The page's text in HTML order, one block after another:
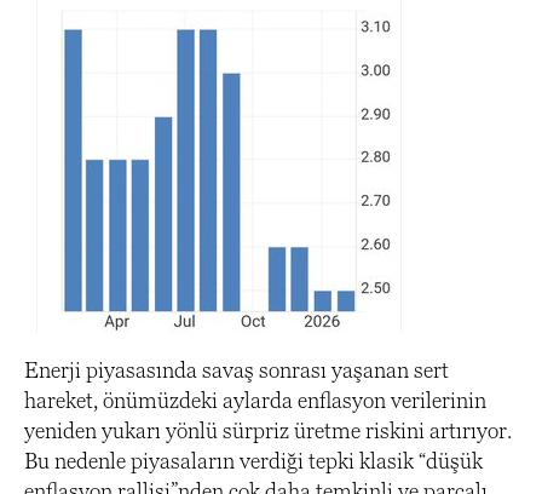
Enerji piyasasında savaş sonrası yaşanan sert
hareket, önümüzdeki aylarda enflasyon verilerinin
yeniden yukarı yönlü sürpriz üretme riskini artırıyor.
Bu nedenle piyasaların verdiği tepki klasik “düşük